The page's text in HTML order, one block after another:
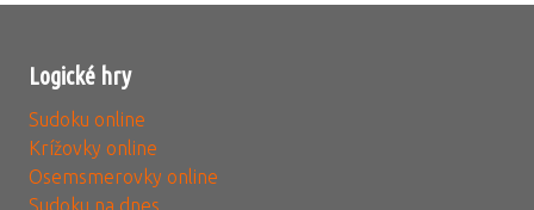
Logické hry
Sudoku online
Krížovky online
Osemsmerovky online
Sudoku na dnes